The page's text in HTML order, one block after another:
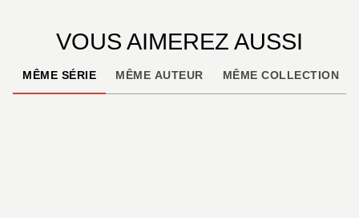
VOUS AIMEREZ AUSSI
MÊME SÉRIE MÊME AUTEUR MÊME COLLECTION